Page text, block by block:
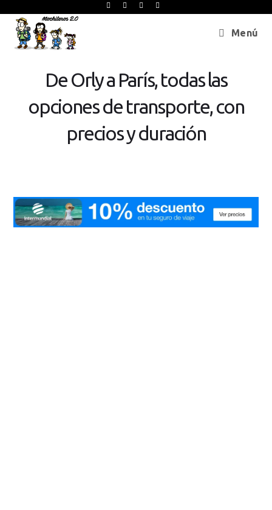
Menú
De Orly a París, todas las
opciones de transporte, con
precios y duración